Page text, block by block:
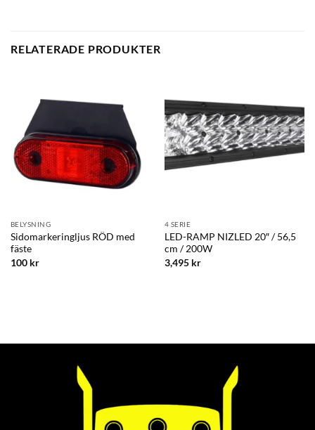
RELATERADE PRODUKTER
BELYSNING
Sidomarkeringljus RÖD med
fäste
100 kr
4 SERIE
LED-RAMP NIZLED 20″ / 56,5
cm / 200W
3,495 kr